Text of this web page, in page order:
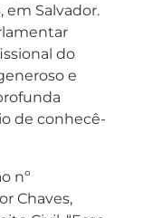
em Salvador.
do
e
de conhecê-
nº
Chaves,